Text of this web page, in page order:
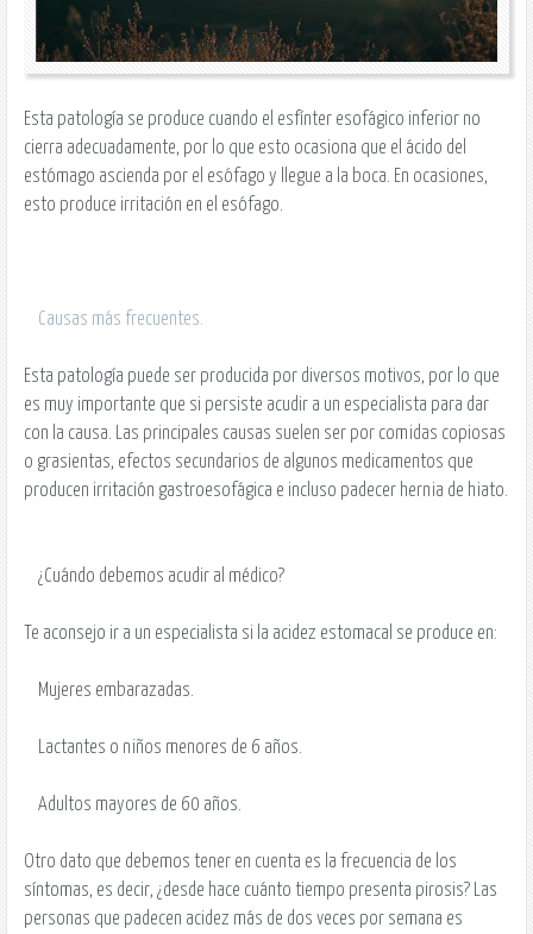
Esta patología se produce cuando el esfínter esofágico inferior no
cierra adecuadamente, por lo que esto ocasiona que el ácido del
estómago ascienda por el esófago y llegue a la boca. En ocasiones,
esto produce irritación en el esófago.
Causas más frecuentes.
Esta patología puede ser producida por diversos motivos, por lo que
es muy importante que si persiste acudir a un especialista para dar
con la causa. Las principales causas suelen ser por comidas copiosas
o grasientas, efectos secundarios de algunos medicamentos que
producen irritación gastroesofágica e incluso padecer hernia de hiato.
¿Cuándo debemos acudir al médico?
Te aconsejo ir a un especialista si la acidez estomacal se produce en:
Mujeres embarazadas.
Lactantes o niños menores de 6 años.
Adultos mayores de 60 años.
Otro dato que debemos tener en cuenta es la frecuencia de los
síntomas, es decir, ¿desde hace cuánto tiempo presenta pirosis? Las
personas que padecen acidez más de dos veces por semana es